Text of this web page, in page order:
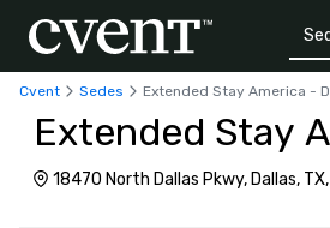
Cvent Sedes Extended Stay America -
Extended Stay
18470 North Dallas Pkwy, Dallas,